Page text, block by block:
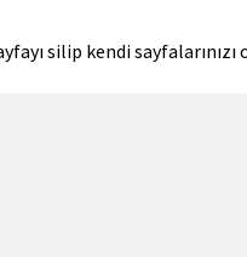
silip kendi